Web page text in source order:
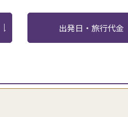
出発日・旅行代金